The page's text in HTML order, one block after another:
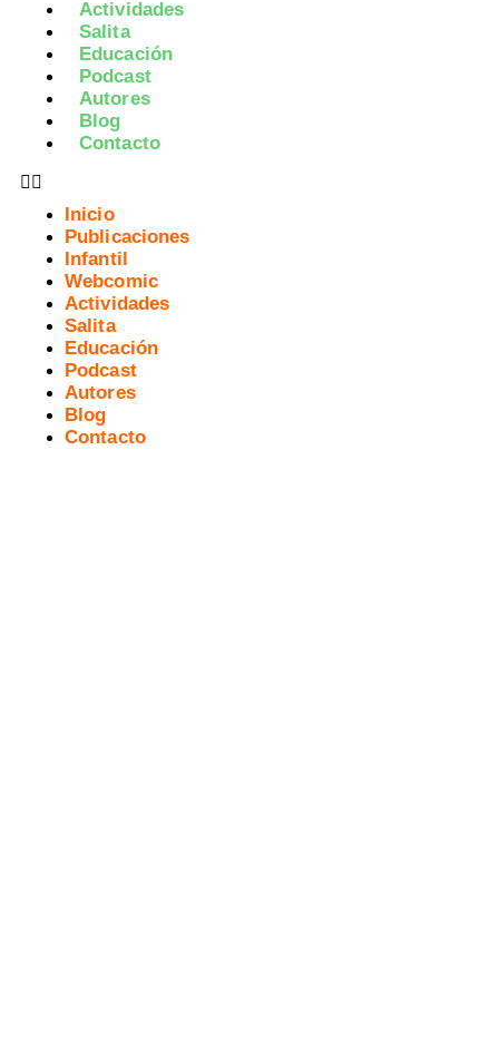
Actividades
Salita
Educación
Podcast
Autores
Blog
Contacto
Inicio
Publicaciones
Infantil
Webcomic
Actividades
Salita
Educación
Podcast
Autores
Blog
Contacto